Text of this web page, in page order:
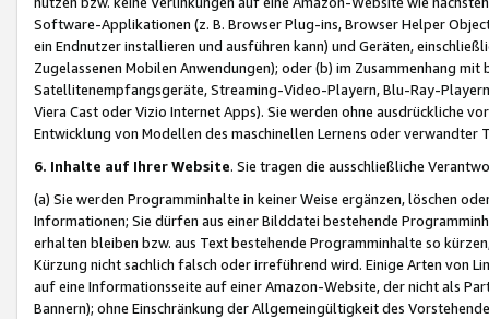
Software-Applikationen (z. B. Browser Plug-ins, Browser Helper
ein Endnutzer installieren und ausführen kann) und Geräten,
Zugelassenen Mobilen Anwendungen); oder (b) im Zusammenhang
Satellitenempfangsgeräte, Streaming-Video-Playern, Blu-Ray-
Viera Cast oder Vizio Internet Apps). Sie werden ohne ausdrückliche
Entwicklung von Modellen des maschinellen Lernens oder
6. Inhalte auf Ihrer Website. Sie tragen die ausschließliche
(a) Sie werden Programminhalte in keiner Weise ergänzen, löschen
Informationen; Sie dürfen aus einer Bilddatei bestehende
erhalten bleiben bzw. aus Text bestehende Programminhalte so
Kürzung nicht sachlich falsch oder irreführend wird. Einige Arten von
auf eine Informationsseite auf einer Amazon-Website, der nicht als
Bannern); ohne Einschränkung der Allgemeingültigkeit des